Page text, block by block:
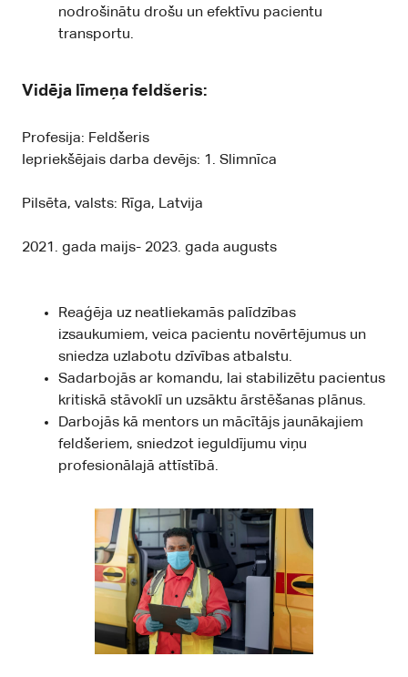
nodrošinātu drošu un efektīvu pacientu
transportu.
Vidēja līmeņa feldšeris:
Profesija: Feldšeris
Iepriekšējais darba devējs: 1. Slimnīca
Pilsēta, valsts: Rīga, Latvija
2021. gada maijs- 2023. gada augusts
Reaģēja uz neatliekamās palīdzības
izsaukumiem, veica pacientu novērtējumus un
sniedza uzlabotu dzīvības atbalstu.
Sadarbojās ar komandu, lai stabilizētu pacientus
kritiskā stāvoklī un uzsāktu ārstēšanas plānus.
Darbojās kā mentors un mācītājs jaunākajiem
feldšeriem, sniedzot ieguldījumu viņu
profesionālajā attīstībā.